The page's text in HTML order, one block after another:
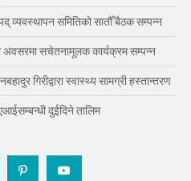
व्यवस्थापन समितिको सातौँ बैठक सम्पन्न
अवसरमा सचेतनामूलक कार्यक्रम सम्पन्न
गिरीद्वारा स्वास्थ्य सामग्री हस्तान्तरण
दुईदिने तालिम